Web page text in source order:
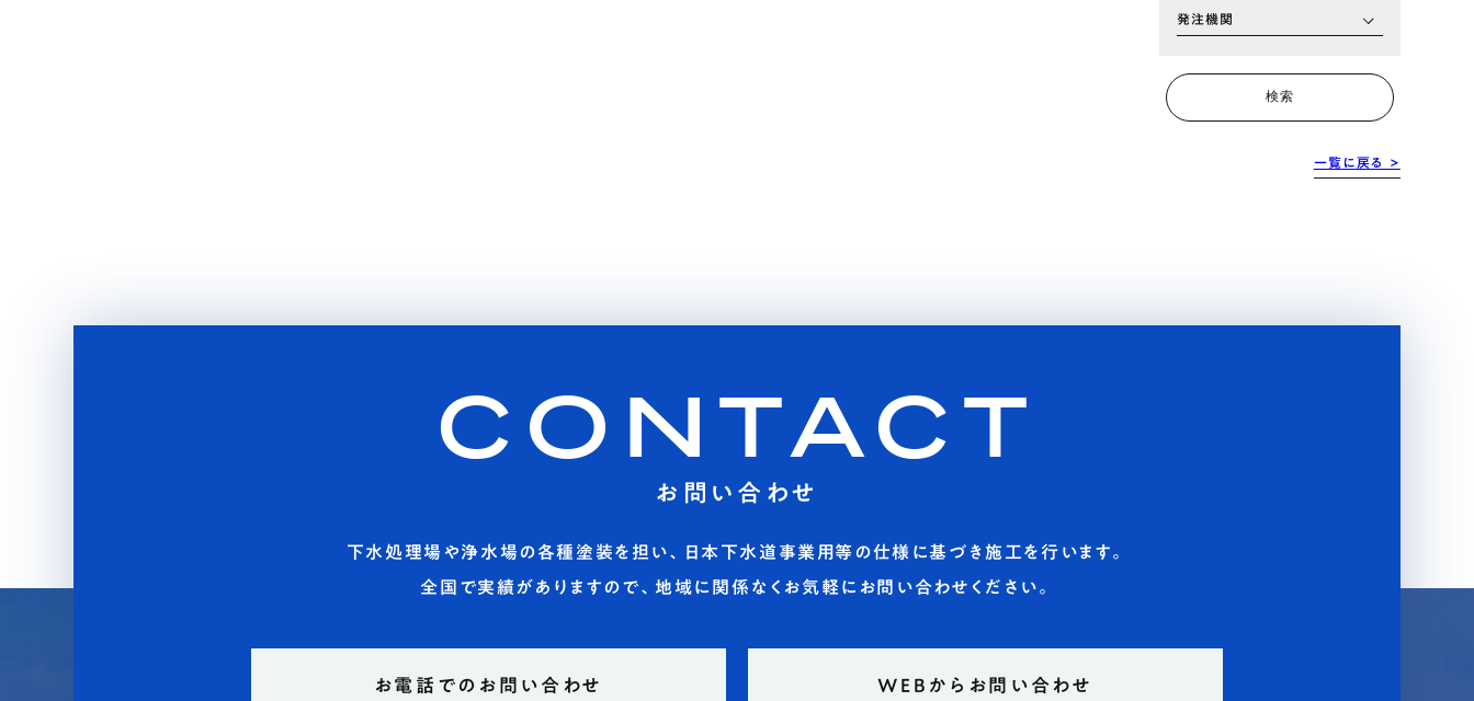
発注機関
検索
一覧に戻る >
CONTACT
お問い合わせ
下水処理場や浄水場の各種塗装を担い、日本下水道事業用等の仕様に基づき施工を行います。
全国で実績がありますので、地域に関係なくお気軽にお問い合わせください。
お電話でのお問い合わせ WEBからお問い合わせ